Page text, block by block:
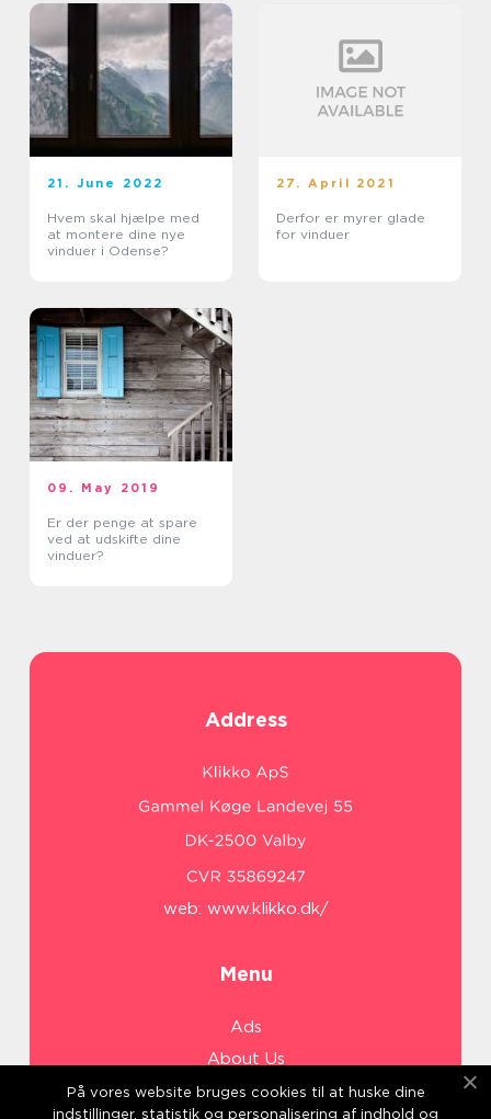
21. June 2022
Hvem skal hjælpe med
at montere dine nye
vinduer i Odense?
27. April 2021
Derfor er myrer glade
for vinduer
09. May 2019
Er der penge at spare
ved at udskifte dine
vinduer?
Address
web: www.klikko.dk/
Menu
Ads
About Us
Cookies
På vores website bruges cookies til at huske dine
indstillinger, statistik og personalisering af indhold og